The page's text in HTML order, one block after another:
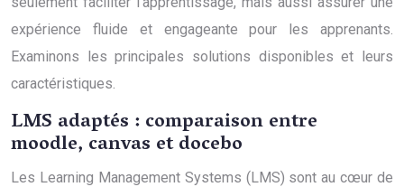
expérience fluide et engageante pour les apprenants.
Examinons les principales solutions disponibles et leurs
caractéristiques.
LMS adaptés : comparaison entre
moodle, canvas et docebo
Les Learning Management Systems (LMS) sont au cœur de